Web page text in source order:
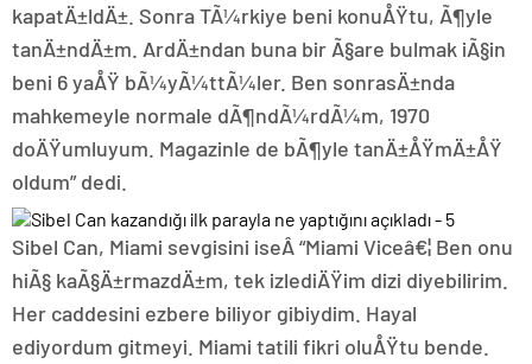
kapatÄ±ldÄ±. Sonra TÃ¼rkiye beni konuÅŸtu, Ã¶yle
tanÄ±ndÄ±m. ArdÄ±ndan buna bir Ã§are bulmak iÃ§in
beni 6 yaÅŸ bÃ¼yÃ¼ttÃ¼ler. Ben sonrasÄ±nda
mahkemeyle normale dÃ¶ndÃ¼rdÃ¼m, 1970
doÄŸumluyum. Magazinle de bÃ¶yle tanÄ±ÅŸmÄ±ÅŸ
oldum” dedi.
Sibel Can, Miami sevgisini iseÂ “Miami Viceâ€¦ Ben onu
hiÃ§ kaÃ§Ä±rmazdÄ±m, tek izlediÄŸim dizi diyebilirim.
Her caddesini ezbere biliyor gibiydim. Hayal
ediyordum gitmeyi. Miami tatili fikri oluÅŸtu bende.